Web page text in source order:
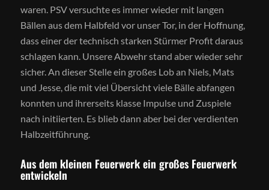
waren. PSV versuchte es immer wieder mit langen
Bällen aus dem Halbfeld vor unser Tor, in der Hoffnung,
dass einer der technisch starken Stürmer Profit daraus
schlagen kann. Unsere Abwehr stand aber wieder sehr
sicher. An dieser Stelle ein großes Lob an Niels, Mats
und Jesse, die mit viel Übersicht viele Bälle abfangen
konnten und ihrerseits klasse Impulse und Zuspiele
nach initiierten. Es blieb dann aber bei der verdienten
Halbzeitführung.
Aus dem kleinen Feuerwerk ein großes Feuerwerk
entwickeln